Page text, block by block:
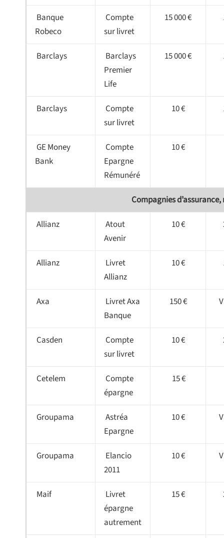
Banque
Robeco
Compte
sur livret
15 000 €
Barclays
Barclays
Premier
Life
15 000 €
Barclays
Compte
sur livret
10 €
GE Money
Bank
Compte
Epargne
Rémunéré
10 €
Compagnies
Allianz
Atout
Avenir
10 €
Allianz
Livret
Allianz
10 €
Axa
Livret Axa
Banque
150 €
Casden
Compte
sur livret
10 €
Cetelem
Compte
épargne
15 €
Groupama
Astréa
Epargne
10 €
Groupama
Elancio
2011
10 €
Maif
Livret
épargne
autrement
15 €